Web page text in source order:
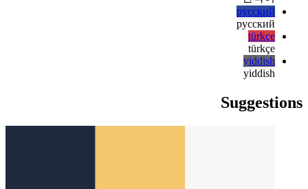
日本語
한국어
한국어
русский
русский
türkçe
yiddish
yiddish